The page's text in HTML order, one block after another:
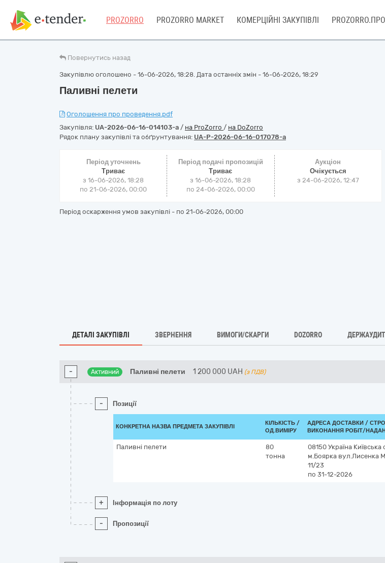
PROZORRO PROZORRO MARKET КОМЕРЦІЙНІ ЗАКУПІВЛІ
Повернутись назад
Закупівлю оголошено - 16-06-2026, 18:28. Дата останніх змін - 16-06-2026, 18:29
Паливні пелети
Оголошення про проведення.pdf
Закупівля: UA-2026-06-16-014103-a / на ProZorro / на DoZorro
Рядок плану закупівлі та обґрунтування: UA-P-2026-06-16-017078-a
Період уточнень
Триває
з 16-06-2026, 18:28
по 21-06-2026, 00:00
Період подачі пропозицій
Триває
з 16-06-2026, 18:28
по 24-06-2026, 00:00
Аукціон
Очікується
з 24-06-2026, 12:47
Період оскарження умов закупівлі - по 21-06-2026, 00:00
ДЕТАЛІ ЗАКУПІВЛІ ЗВЕРНЕННЯ ВИМОГИ/СКАРГИ DOZORRO
- Активний Паливні пелети 1 200 000 UAH (з ПДВ)
- Позиції
КОНКРЕТНА НАЗВА ПРЕДМЕТА ЗАКУПІВЛІ
КІЛЬКІСТЬ /
ОД.ВИМІРУ
АДРЕСА ДОСТАВКИ /
ВИКОНАННЯ РОБІТ/
Паливні пелети
80
тонна
08150 Україна Київська
м.Боярка вул.Лисенка
11/23
по 31-12-2026
+ Інформація по лоту
- Пропозиції